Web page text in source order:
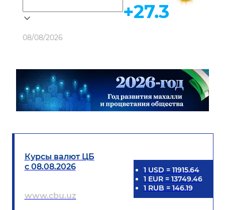
Погода
08/08/2026
+27.3
Курсы валют ЦБ
с 08.08.2026
www.cbu.uz
1 USD = 11915.64
1 EUR= 13749.46
1 RUB = 146.19